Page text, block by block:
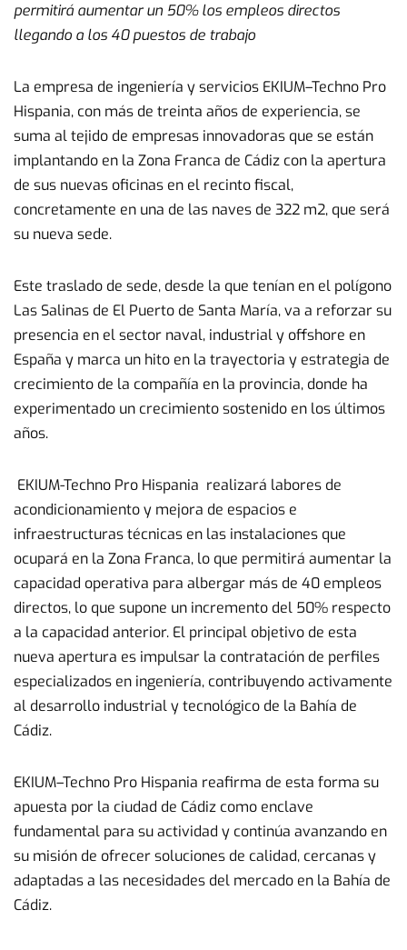
permitirá aumentar un 50% los empleos directos
llegando a los 40 puestos de trabajo
La empresa de ingeniería y servicios EKIUM–Techno Pro
Hispania, con más de treinta años de experiencia, se
suma al tejido de empresas innovadoras que se están
implantando en la Zona Franca de Cádiz con la apertura
de sus nuevas oficinas en el recinto fiscal,
concretamente en una de las naves de 322 m2, que será
su nueva sede.
Este traslado de sede, desde la que tenían en el polígono
Las Salinas de El Puerto de Santa María, va a reforzar su
presencia en el sector naval, industrial y offshore en
España y marca un hito en la trayectoria y estrategia de
crecimiento de la compañía en la provincia, donde ha
experimentado un crecimiento sostenido en los últimos
años.
EKIUM-Techno Pro Hispania realizará labores de
acondicionamiento y mejora de espacios e
infraestructuras técnicas en las instalaciones que
ocupará en la Zona Franca, lo que permitirá aumentar la
capacidad operativa para albergar más de 40 empleos
directos, lo que supone un incremento del 50% respecto
a la capacidad anterior. El principal objetivo de esta
nueva apertura es impulsar la contratación de perfiles
especializados en ingeniería, contribuyendo activamente
al desarrollo industrial y tecnológico de la Bahía de
Cádiz.
EKIUM–Techno Pro Hispania reafirma de esta forma su
apuesta por la ciudad de Cádiz como enclave
fundamental para su actividad y continúa avanzando en
su misión de ofrecer soluciones de calidad, cercanas y
adaptadas a las necesidades del mercado en la Bahía de
Cádiz.